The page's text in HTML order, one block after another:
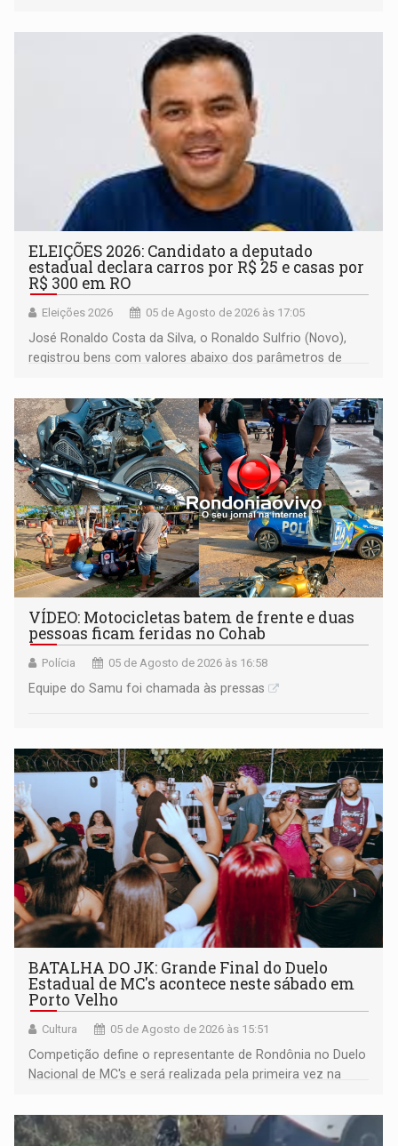
ELEIÇÕES 2026: Candidato a deputado
estadual declara carros por R$ 25 e casas por
R$ 300 em RO
Eleições 2026 05 de Agosto de 2026 às 17:05
José Ronaldo Costa da Silva, o Ronaldo Sulfrio (Novo),
registrou bens com valores abaixo dos parâmetros de
milhões
VÍDEO: Motocicletas batem de frente e duas
pessoas ficam feridas no Cohab
Polícia 05 de Agosto de 2026 às 16:58
Equipe do Samu foi chamada às pressas
BATALHA DO JK: Grande Final do Duelo
Estadual de MC's acontece neste sábado em
Porto Velho
Cultura 05 de Agosto de 2026 às 15:51
Competição define o representante de Rondônia no Duelo
Nacional de MC's e será realizada pela primeira vez na